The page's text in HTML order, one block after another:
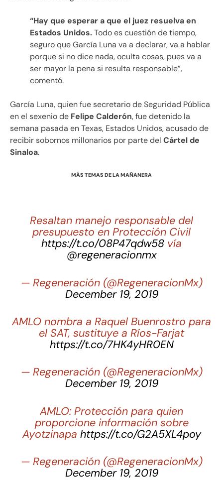
“Hay que esperar a que el juez resuelva en
Estados Unidos.Todo es cuestión de tiempo,
seguro que García Luna va a declarar, va a hablar
porque si no dice nada, oculta cosas, pues va a
ser mayor la pena si resulta responsable”,
comentó.
García Luna, quien fue secretario de Seguridad Pública
en el sexenio de Felipe Calderón, fue detenido la
semana pasada en Texas, Estados Unidos, acusado de
recibir sobornos millonarios por parte del Cártel de
Sinaloa.
MÁS TEMAS DE LA MAÑANERA
Resaltan manejo responsable del
presupuesto en Protección Civil
https://t.co/08P47qdw58 vía
@regeneracionmx
— Regeneración (@RegeneracionMx)
December 19, 2019
AMLO nombra a Raquel Buenrostro para
el SAT, sustituye a Ríos-Farjat
https://t.co/7HK4yHR0EN
— Regeneración (@RegeneracionMx)
December 19, 2019
AMLO: Protección para quien
proporcione información sobre
Ayotzinapa https://t.co/G2A5XL4poy
— Regeneración (@RegeneracionMx)
December 19, 2019